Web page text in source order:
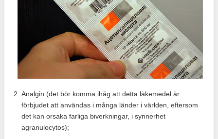
Analgin (det bör komma ihåg att detta läkemedel är
förbjudet att användas i många länder i världen, eftersom
det kan orsaka farliga biverkningar, i synnerhet
agranulocytos);